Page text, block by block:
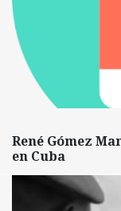
René Gómez
en Cuba